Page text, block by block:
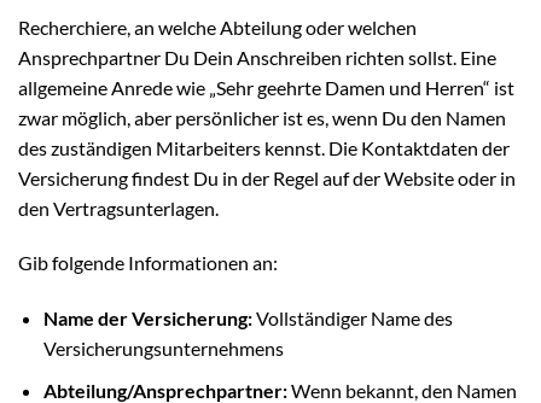
Recherchiere, an welche Abteilung oder welchen
Ansprechpartner Du Dein Anschreiben richten sollst. Eine
allgemeine Anrede wie „Sehr geehrte Damen und Herren“ ist
zwar möglich, aber persönlicher ist es, wenn Du den Namen
des zuständigen Mitarbeiters kennst. Die Kontaktdaten der
Versicherung findest Du in der Regel auf der Website oder in
den Vertragsunterlagen.
Gib folgende Informationen an:
Name der Versicherung:Vollständiger Name des
Versicherungsunternehmens
Abteilung/Ansprechpartner:Wenn bekannt, den Namen